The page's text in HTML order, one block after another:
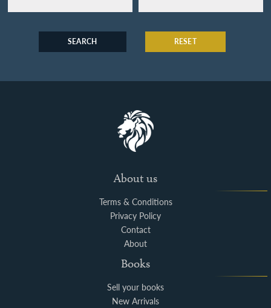
SEARCH RESET
About us
Terms & Conditions
Privacy Policy
Contact
About
Books
Sell your books
New Arrivals